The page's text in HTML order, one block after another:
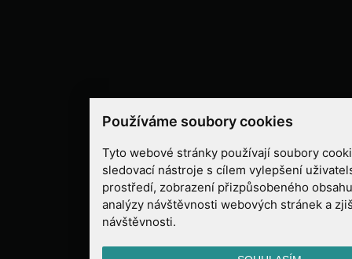
Používáme soubory cookies
Tyto webové stránky používají soubory
sledovací nástroje s cílem vylepšení
prostředí, zobrazení přizpůsobeného
analýzy návštěvnosti webových stránek a
návštěvnosti.